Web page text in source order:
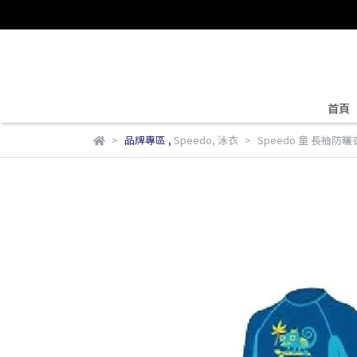
首頁
品牌專區 , Speedo, 泳衣 Speedo 童 長袖防曬